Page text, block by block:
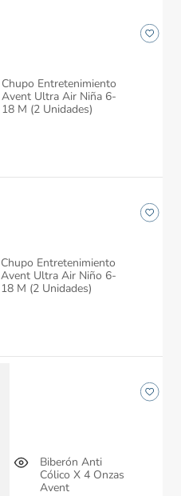
Chupo Entretenimiento
Avent Ultra Air Niña 6-
18 M (2 Unidades)
Chupo Entretenimiento
Avent Ultra Air Niño 6-
18 M (2 Unidades)
Biberón Anti
Cólico X 4 Onzas
Avent